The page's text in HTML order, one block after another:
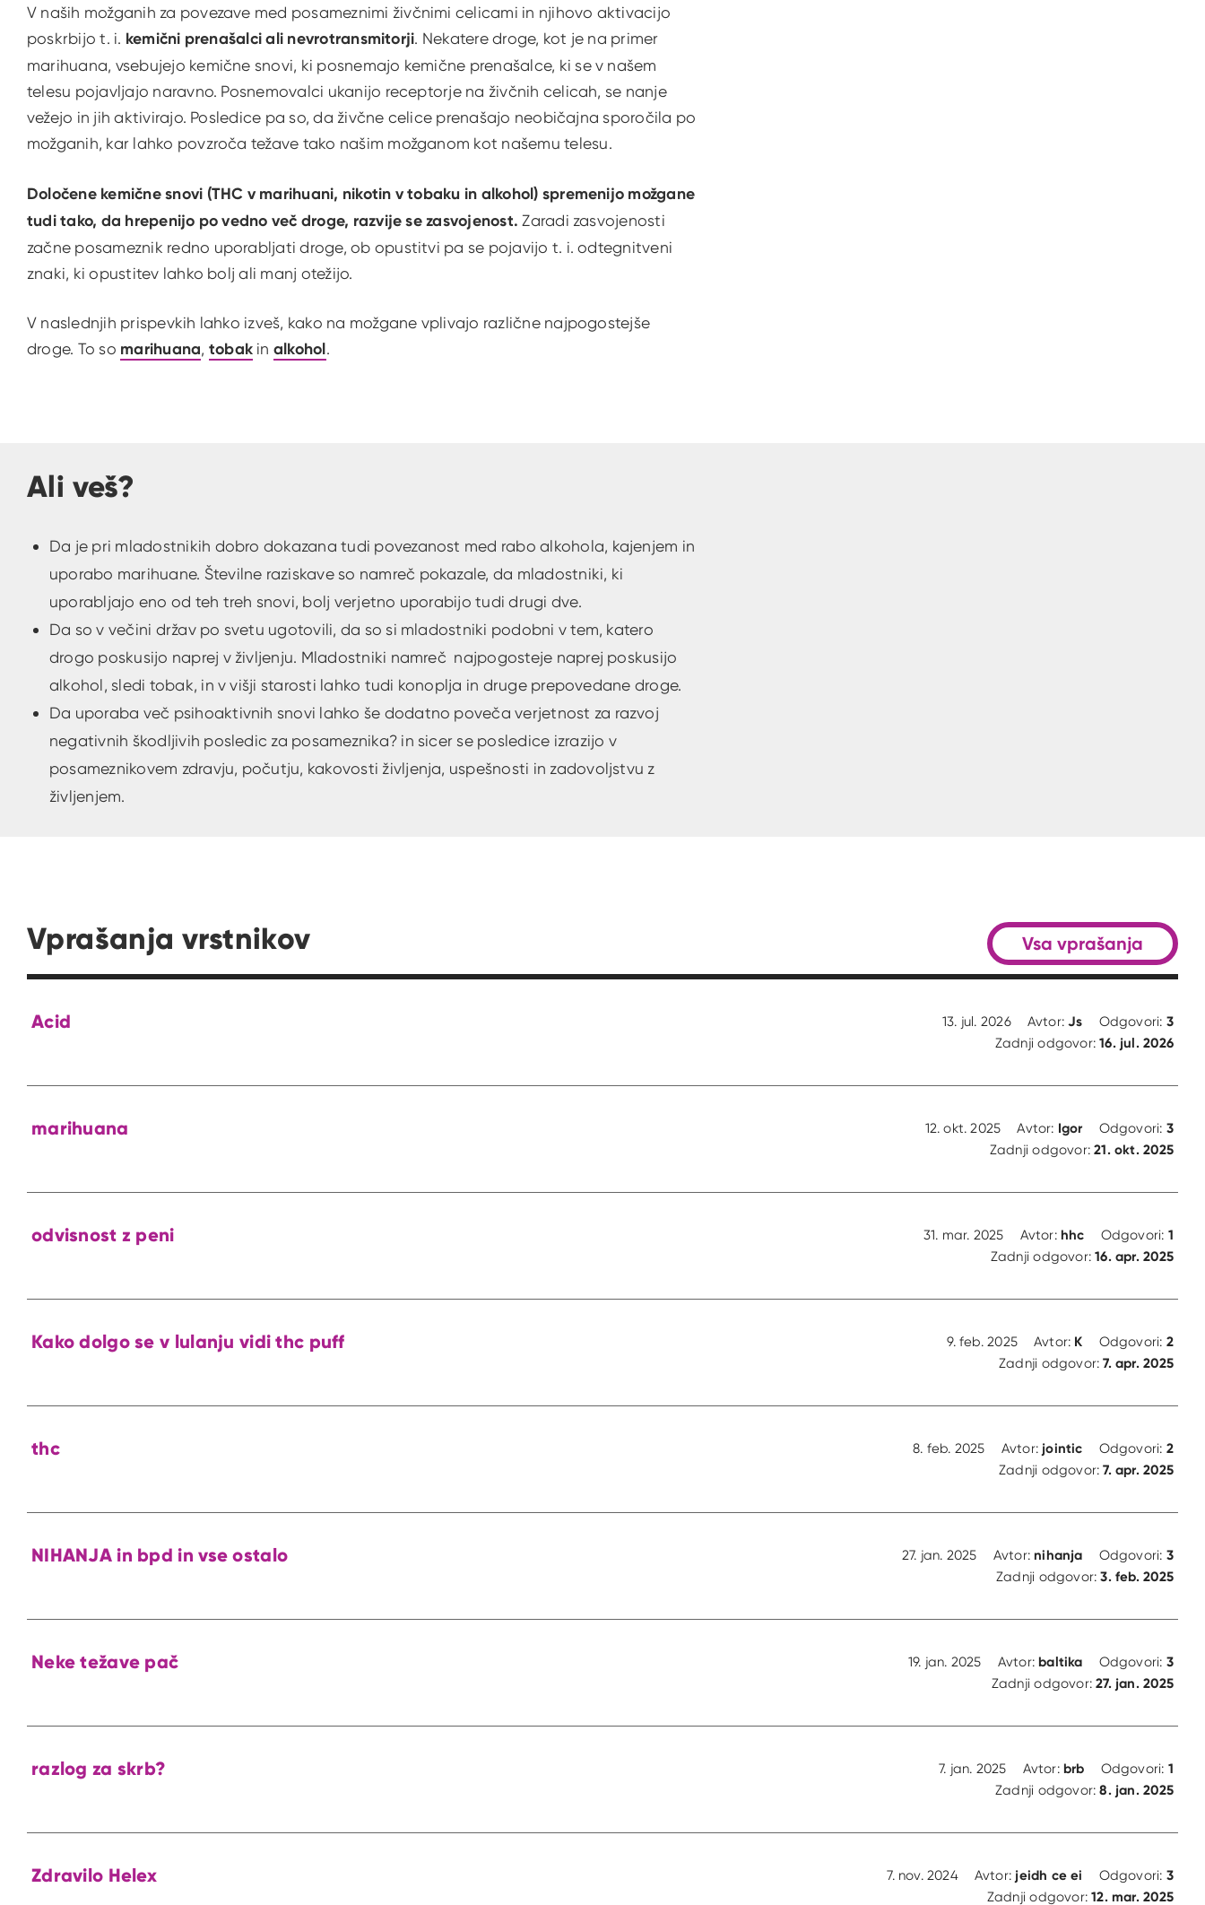
V naših možganih za povezave med posameznimi živčnimi celicami in njihovo aktivacijo
poskrbijo t. i. kemični prenašalci ali nevrotransmitorji. Nekatere droge, kot je na primer
marihuana, vsebujejo kemične snovi, ki posnemajo kemične prenašalce, ki se v našem
telesu pojavljajo naravno. Posnemovalci ukanijo receptorje na živčnih celicah, se nanje
vežejo in jih aktivirajo. Posledice pa so, da živčne celice prenašajo neobičajna sporočila po
možganih, kar lahko povzroča težave tako našim možganom kot našemu telesu.
Določene kemične snovi (THC v marihuani, nikotin v tobaku in alkohol) spremenijo možgane
tudi tako, da hrepenijo po vedno več droge, razvije se zasvojenost. Zaradi zasvojenosti
začne posameznik redno uporabljati droge, ob opustitvi pa se pojavijo t. i. odtegnitveni
znaki, ki opustitev lahko bolj ali manj otežijo.
V naslednjih prispevkih lahko izveš, kako na možgane vplivajo različne najpogostejše
droge. To so marihuana, tobakin alkohol.
Ali veš?
Da je pri mladostnikih dobro dokazana tudi povezanost med rabo alkohola, kajenjem in
uporabo marihuane. Številne raziskave so namreč pokazale, da mladostniki, ki
uporabljajo eno od teh treh snovi, bolj verjetno uporabijo tudi drugi dve.
Da so v večini držav po svetu ugotovili, da so si mladostniki podobni v tem, katero
drogo poskusijo naprej v življenju. Mladostniki namreč najpogosteje naprej poskusijo
alkohol, sledi tobak, in v višji starosti lahko tudi konoplja in druge prepovedane droge.
Da uporaba več psihoaktivnih snovi lahko še dodatno poveča verjetnost za razvoj
negativnih škodljivih posledic za posameznika? in sicer se posledice izrazijo v
posameznikovem zdravju, počutju, kakovosti življenja, uspešnosti in zadovoljstvu z
življenjem.
Vprašanja vrstnikov
Acid 13. jul. 2026 Avtor:Js Odgovori: 3
Zadnji odgovor:16. jul. 2026
marihuana 12. okt. 2025 Avtor: Igor Odgovori: 3
Zadnji odgovor:21. okt. 2025
odvisnost z peni 31. mar. 2025 Avtor: hhc Odgovori: 1
Zadnji odgovor:16. apr. 2025
Kako dolgo se v lulanju vidi thc puff 9. feb. 2025 Avtor: K Odgovori: 2
Zadnji odgovor:7. apr. 2025
thc 8. feb. 2025 Avtor: jointic Odgovori: 2
Zadnji odgovor:7. apr. 2025
NIHANJA in bpd in vse ostalo 27. jan. 2025 Avtor:nihanja Odgovori: 3
Zadnji odgovor:3. feb. 2025
Neke težave pač 19. jan. 2025 Avtor: baltika Odgovori: 3
Zadnji odgovor:27. jan. 2025
razlog za skrb? 7. jan. 2025 Avtor: brb Odgovori: 1
Zadnji odgovor:8. jan. 2025
Zdravilo Helex 7. nov. 2024 Avtor: jeidh ce ei Odgovori: 3
Zadnji odgovor:12. mar. 2025
Vsa vprašanja